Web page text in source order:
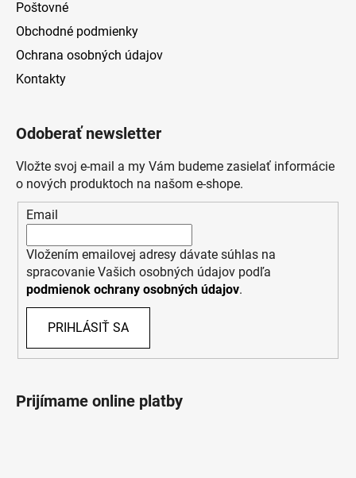
Poštovné
Obchodné podmienky
Ochrana osobných údajov
Kontakty
Odoberať newsletter
Vložte svoj e-mail a my Vám budeme zasielať informácie
o nových produktoch na našom e-shope.
Email
Vložením emailovej adresy dávate súhlas na
spracovanie Vašich osobných údajov podľa
podmienok ochrany osobných údajov.
PRIHLÁSIŤ SA
Prijímame online platby